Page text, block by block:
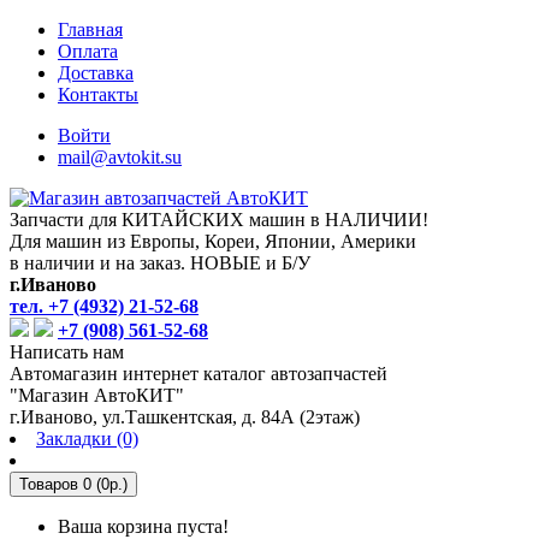
Главная
Оплата
Доставка
Контакты
Войти
mail@avtokit.su
Запчасти для КИТАЙСКИХ машин в НАЛИЧИИ!
Для машин из Европы, Кореи, Японии, Америки
в наличии и на заказ. НОВЫЕ и Б/У
г.Иваново
тел. +7 (4932) 21-52-68
+7 (908) 561-52-68
Написать нам
Автомагазин интернет каталог автозапчастей
"Магазин АвтоКИТ"
г.Иваново, ул.Ташкентская, д. 84А (2этаж)
Закладки (0)
Товаров 0 (0р.)
Ваша корзина пуста!